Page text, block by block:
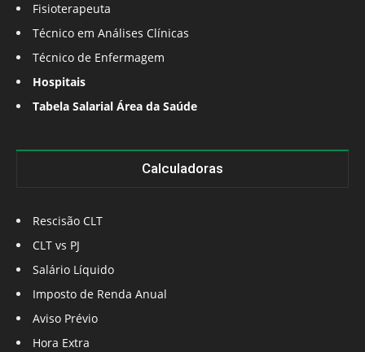
Fisioterapeuta
Técnico em Análises Clínicas
Técnico de Enfermagem
Hospitais
Tabela Salarial Área da Saúde
Calculadoras
Rescisão CLT
CLT vs PJ
Salário Líquido
Imposto de Renda Anual
Aviso Prévio
Hora Extra